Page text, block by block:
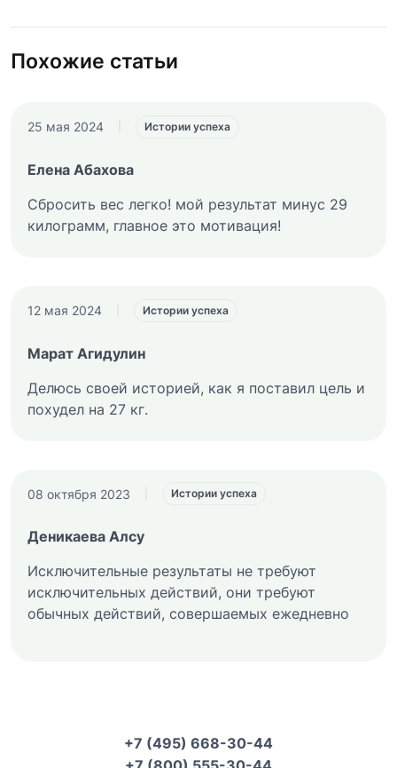
Похожие статьи
25 мая 2024 Истории успеха
Елена Абахова
Сбросить вес легко! мой результат минус 29
килограмм, главное это мотивация!
12 мая 2024 Истории успеха
Марат Агидулин
Делюсь своей историей, как я поставил цель и
похудел на 27 кг.
08 октября 2023 Истории успеха
Деникаева Алсу
Исключительные результаты не требуют
исключительных действий, они требуют
обычных действий, совершаемых ежедневно
+7 (495) 668-30-44